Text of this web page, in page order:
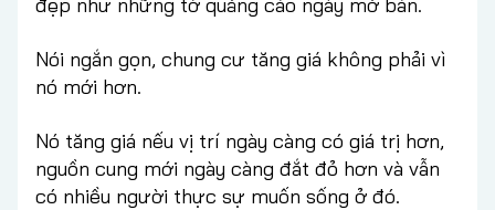
Nói ngắn gọn, chung cư tăng giá không phải vì
nó mới hơn.
Nó tăng giá nếu vị trí ngày càng có giá trị hơn,
nguồn cung mới ngày càng đắt đỏ hơn và vẫn
có nhiều người thực sự muốn sống ở đó.